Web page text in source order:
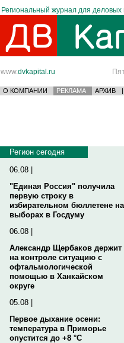
Региональный журнал для деловых
www.dvkapital.ru
О КОМПАНИИ РЕКЛАМА АРХИВ |
Регион сегодня
06.08 |
"Единая Россия" получила
первую строку в
избирательном бюллетене на
выборах в Госдуму
06.08 |
Александр Щербаков держит
на контроле ситуацию с
офтальмологической
помощью в Ханкайском
округе
05.08 |
Первое дыхание осени:
температура в Приморье
опустится до +8 °C